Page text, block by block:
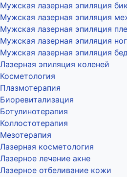
Мужская лазерная эпиляция
Мужская лазерная эпиляция
Мужская лазерная эпиляция
Мужская лазерная эпиляция
Мужская лазерная эпиляция
Лазерная эпиляция коленей
Косметология
Плазмотерапия
Биоревитализация
Ботулинотерапия
Коллостотерапия
Мезотерапия
Лазерная косметология
Лазерное лечение акне
Лазерное отбеливание кожи